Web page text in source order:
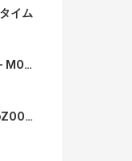
イム
BABYMONSTER – MOON
ACEes【真夜中のZOO】